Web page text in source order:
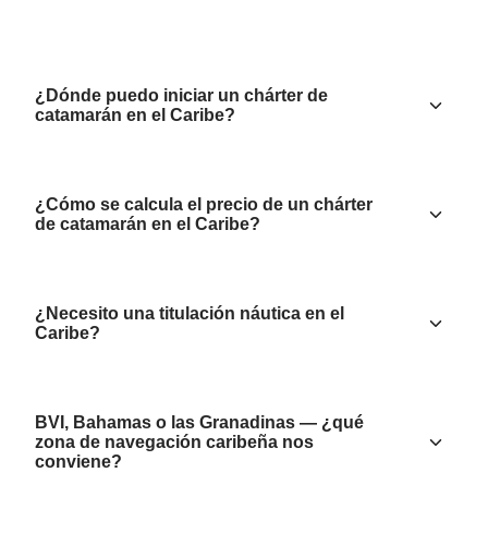
¿Dónde puedo iniciar un chárter de
catamarán en el Caribe?
¿Cómo se calcula el precio de un chárter
de catamarán en el Caribe?
¿Necesito una titulación náutica en el
Caribe?
BVI, Bahamas o las Granadinas — ¿qué
zona de navegación caribeña nos
conviene?